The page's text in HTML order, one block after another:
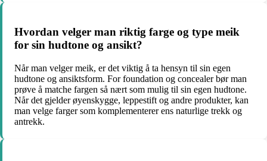
Hvordan velger man riktig farge og type meik
for sin hudtone og ansikt?
Når man velger meik, er det viktig å ta hensyn til sin egen
hudtone og ansiktsform. For foundation og concealer bør man
prøve å matche fargen så nært som mulig til sin egen hudtone.
Når det gjelder øyenskygge, leppestift og andre produkter, kan
man velge farger som komplementerer ens naturlige trekk og
antrekk.